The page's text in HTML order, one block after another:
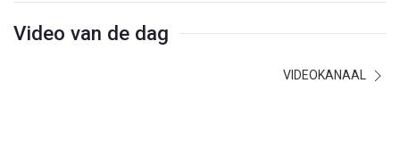
Video van de dag
VIDEOKANAAL